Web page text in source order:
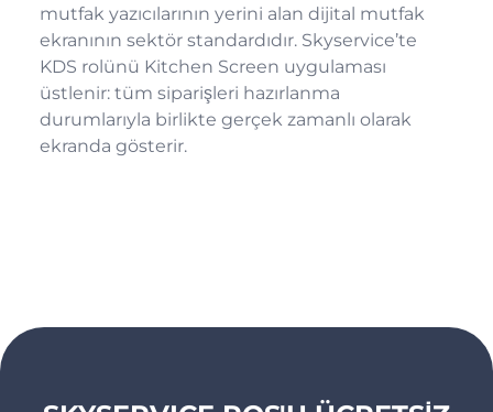
mutfak yazıcılarının yerini alan dijital mutfak
ekranının sektör standardıdır. Skyservice’te
KDS rolünü Kitchen Screen uygulaması
üstlenir: tüm siparişleri hazırlanma
durumlarıyla birlikte gerçek zamanlı olarak
ekranda gösterir.